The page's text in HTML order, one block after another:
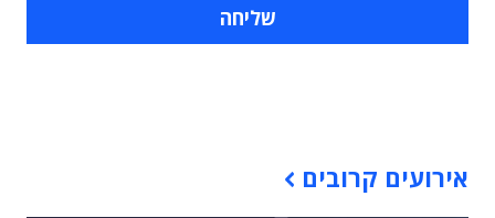
אירועים קרובים